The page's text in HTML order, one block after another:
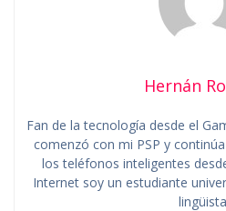
Hernán
Fan de la tecnología desde el
comenzó con mi PSP y
los teléfonos inteligentes
Internet soy un estudiante